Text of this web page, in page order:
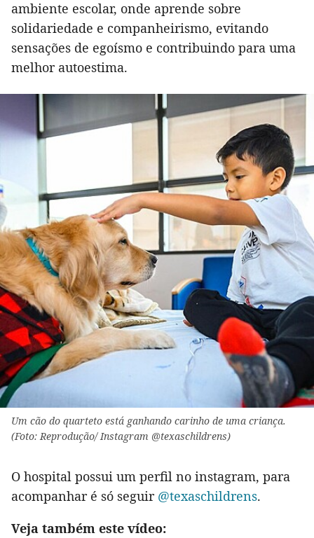
ambiente escolar, onde aprende sobre
solidariedade e companheirismo, evitando
sensações de egoísmo e contribuindo para uma
melhor autoestima.
Um cão do quarteto está ganhando carinho de uma criança.
(Foto: Reprodução/ Instagram @texaschildrens)
O hospital possui um perfil no instagram, para
acompanhar é só seguir @texaschildrens.
Veja também este vídeo: